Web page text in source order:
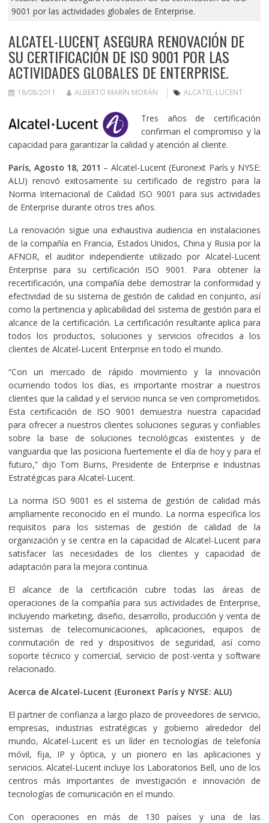
9001 por las actividades globales de Enterprise.
ALCATEL-LUCENT ASEGURA RENOVACIÓN DE
SU CERTIFICACIÓN DE ISO 9001 POR LAS
ACTIVIDADES GLOBALES DE ENTERPRISE.
18/08/2011 ALBERTO MARÍN MORÁN ALCATEL-LUCENT
Tres años de certificación
confirman el compromiso y la
capacidad para garantizar la calidad y atención al cliente.
París, Agosto 18, 2011 – Alcatel-Lucent (Euronext París y NYSE:
ALU) renovó exitosamente su certificado de registro para la
Norma Internacional de Calidad ISO 9001 para sus actividades
de Enterprise durante otros tres años.
La renovación sigue una exhaustiva audiencia en instalaciones
de la compañía en Francia, Estados Unidos, China y Rusia por la
AFNOR, el auditor independiente utilizado por Alcatel-Lucent
Enterprise para su certificación ISO 9001. Para obtener la
recertificación, una compañía debe demostrar la conformidad y
efectividad de su sistema de gestión de calidad en conjunto, así
como la pertinencia y aplicabilidad del sistema de gestión para el
alcance de la certificación. La certificación resultante aplica para
todos los productos, soluciones y servicios ofrecidos a los
clientes de Alcatel-Lucent Enterprise en todo el mundo.
“Con un mercado de rápido movimiento y la innovación
ocurriendo todos los días, es importante mostrar a nuestros
clientes que la calidad y el servicio nunca se ven comprometidos.
Esta certificación de ISO 9001 demuestra nuestra capacidad
para ofrecer a nuestros clientes soluciones seguras y confiables
sobre la base de soluciones tecnológicas existentes y de
vanguardia que las posiciona fuertemente el día de hoy y para el
futuro,” dijo Tom Burns, Presidente de Enterprise e Industrias
Estratégicas para Alcatel-Lucent.
La norma ISO 9001 es el sistema de gestión de calidad más
ampliamente reconocido en el mundo. La norma especifica los
requisitos para los sistemas de gestión de calidad de la
organización y se centra en la capacidad de Alcatel-Lucent para
satisfacer las necesidades de los clientes y capacidad de
adaptación para la mejora continua.
El alcance de la certificación cubre todas las áreas de
operaciones de la compañía para sus actividades de Enterprise,
incluyendo marketing, diseño, desarrollo, producción y venta de
sistemas de telecomunicaciones, aplicaciones, equipos de
conmutación de red y dispositivos de seguridad, así como
soporte técnico y comercial, servicio de post-venta y software
relacionado.
Acerca de Alcatel-Lucent (Euronext París y NYSE: ALU)
El partner de confianza a largo plazo de proveedores de servicio,
empresas, industrias estratégicas y gobierno alrededor del
mundo, Alcatel-Lucent es un líder en tecnologías de telefonía
móvil, fija, IP y óptica, y un pionero en las aplicaciones y
servicios. Alcatel-Lucent incluye los Laboratorios Bell, uno de los
centros más importantes de investigación e innovación de
tecnologías de comunicación en el mundo.
Con operaciones en más de 130 países y una de las